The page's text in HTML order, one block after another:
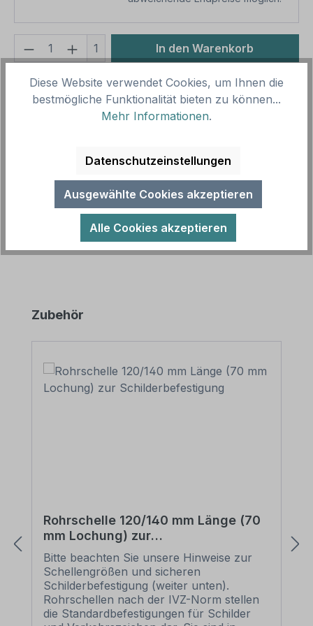
Produkt Anzahl: Gib den
1 In den Warenkorb
Produktnummer:SH16935
Vorlagenummer: WAR-K-44
Warnschild Vorsicht Fallen - Die Fallen dienen dem
Schutz der Menschen vor Tollwut und dem
Fuchsbandwurm - Nicht berühren -…
Produktgalerie überspringen
Zubehör
Rohrschelle 120/140 mm Länge (70
mm Lochung) zur
Schilderbefestigung
Bitte beachten Sie unsere Hinweise zur
Schellengrößen und sicheren
Schilderbefestigung (weiter unten).
Rohrschellen nach der IVZ-Norm stellen
die Standardbefestigungen für Schilder
Diese Website verwendet Cookies, um Ihnen die
bestmögliche Funktionalität bieten zu können...
Mehr Informationen.
Datenschutzeinstellungen
Ausgewählte Cookies akzeptieren
Alle Cookies akzeptieren